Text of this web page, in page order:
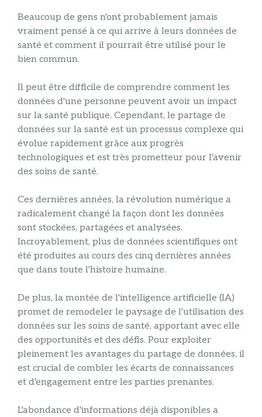
Beaucoup de gens n'ont probablement jamais
vraiment pensé à ce qui arrive à leurs données de
santé et comment il pourrait être utilisé pour le
bien commun.
Il peut être difficile de comprendre comment les
données d'une personne peuvent avoir un impact
sur la santé publique. Cependant, le partage de
données sur la santé est un processus complexe qui
évolue rapidement grâce aux progrès
technologiques et est très prometteur pour l'avenir
des soins de santé.
Ces dernières années, la révolution numérique a
radicalement changé la façon dont les données
sont stockées, partagées et analysées.
Incroyablement, plus de données scientifiques ont
été produites au cours des cinq dernières années
que dans toute l'histoire humaine.
De plus, la montée de l'intelligence artificielle (IA)
promet de remodeler le paysage de l'utilisation des
données sur les soins de santé, apportant avec elle
des opportunités et des défis. Pour exploiter
pleinement les avantages du partage de données, il
est crucial de combler les écarts de connaissances
et d'engagement entre les parties prenantes.
L'abondance d'informations déjà disponibles a